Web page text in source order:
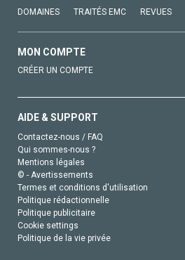
DOMAINES TRAITÉS EMC REVUES
MON COMPTE
CRÉER UN COMPTE
AIDE & SUPPORT
Contactez-nous / FAQ
Qui sommes-nous ?
Mentions légales
© - Avertissements
Termes et conditions d'utilisation
Politique rédactionnelle
Politique publicitaire
Cookie settings
Politique de la vie privée